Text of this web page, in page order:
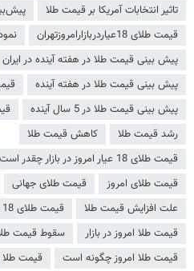
تاثیر انتخابات آمریکا بر قیمت طلا
قیمت طلای 18عیاردربازارامروزتهران
پیش بینی قیمت طلا در هفته آینده در ایران
پیش بینی قیمت طلا در هفته آینده
قیمت
پیش بینی قیمت طلا در 5 سال آینده
رشد قیمت طلا
کاهش قیمت طلا
قیمت طلای 18 عیار امروز در بازار چقدر است
قیمت طلای امروز
قیمت طلای جهانی
علت افزایش قیمت طلا
قیمت طلای 18 عیار در بازار امروز تهران
قیمت طلا امروز در بازار
سقوط قیمت
قیمت طلا امروز چگونه است
قیمت طلا 18 عیار